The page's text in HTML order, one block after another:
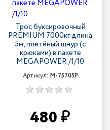
Трос буксировочный
PREMIUM 7000кг длина
5м, плетёный шнур (с
крюками) в пакете
MEGAPOWER /1/10
Артикул: M-75705P
480